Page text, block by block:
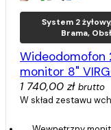
System 2
Brama,
Wideodomofon
monitor 8"
1 740,00 zł brutto
W skład zestawu